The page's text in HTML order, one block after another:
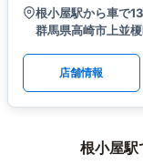
根小屋駅から車で
群馬県高崎市上並
店舗情報
根小屋駅